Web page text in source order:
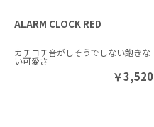
ALARM CLOCK RED
カチコチ音がしそうでしない飽きな
い可愛さ
￥3,520